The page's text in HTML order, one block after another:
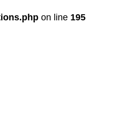
on line 195